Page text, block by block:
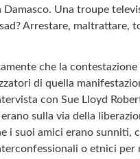
Damasco. Una troupe
Arrestare,
che la
di quella
con Sue Lloyd
sulla via della
i suoi amici erano sunniti,
o etnici